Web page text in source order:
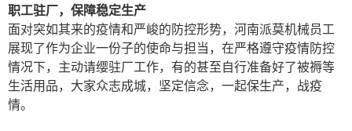
职工驻厂，保障稳定生产
面对突如其来的疫情和严峻的防控形势，河南派莫机械员工
展现了作为企业一份子的使命与担当，在严格遵守疫情防控
情况下，主动请缨驻厂工作，有的甚至自行准备好了被褥等
生活用品，大家众志成城，坚定信念，一起保生产，战疫
情。